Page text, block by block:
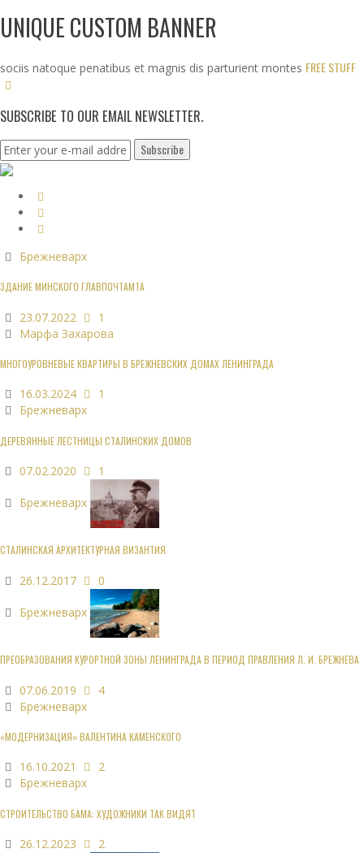
UNIQUE CUSTOM BANNER
sociis natoque penatibus et magnis dis parturient montes FREE STUFF
SUBSCRIBE TO OUR EMAIL NEWSLETTER.
Брежневарх
ЗДАНИЕ МИНСКОГО ГЛАВПОЧТАМТА
23.07.2022
1
Марфа Захарова
МНОГОУРОВНЕВЫЕ КВАРТИРЫ В БРЕЖНЕВСКИХ ДОМАХ ЛЕНИНГРАДА
16.03.2024
1
Брежневарх
ДЕРЕВЯННЫЕ ЛЕСТНИЦЫ СТАЛИНСКИХ ДОМОВ
07.02.2020 1
Брежневарх
СТАЛИНСКАЯ АРХИТЕКТУРНАЯ ВИЗАНТИЯ
26.12.2017 0
Брежневарх
ПРЕОБРАЗОВАНИЯ КУРОРТНОЙ ЗОНЫ ЛЕНИНГРАДА В ПЕРИОД ПРАВЛЕНИЯ Л. И. БРЕЖНЕВА
07.06.2019
4
Брежневарх
«МОДЕРНИЗАЦИЯ» ВАЛЕНТИНА КАМЕНСКОГО
16.10.2021
2
Брежневарх
СТРОИТЕЛЬСТВО БАМА: ХУДОЖНИКИ ТАК ВИДЯТ
26.12.2023 2